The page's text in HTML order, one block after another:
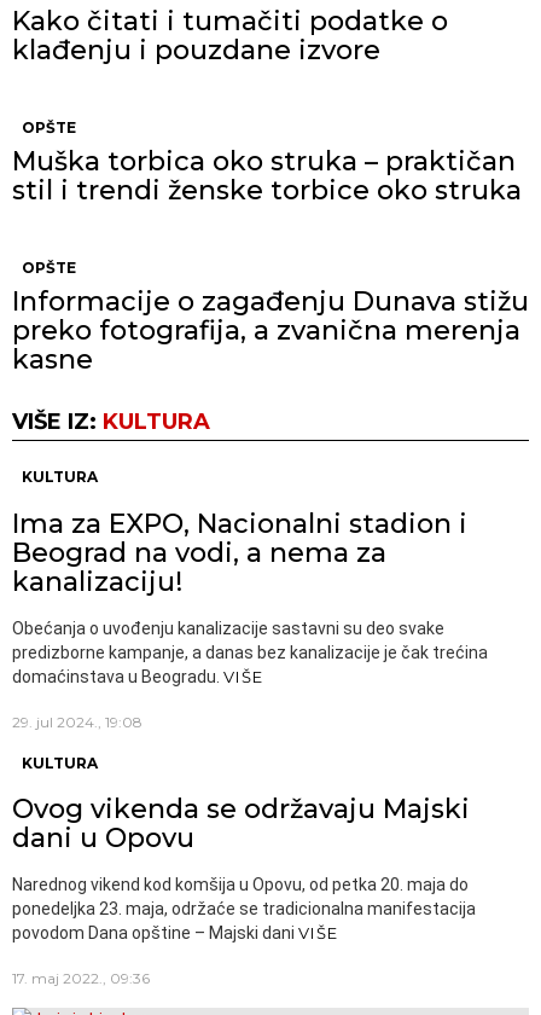
Kako čitati i tumačiti podatke o
klađenju i pouzdane izvore
OPŠTE
Muška torbica oko struka – praktičan
stil i trendi ženske torbice oko struka
OPŠTE
Informacije o zagađenju Dunava stižu
preko fotografija, a zvanična merenja
kasne
VIŠE IZ: KULTURA
KULTURA
Ima za EXPO, Nacionalni stadion i
Beograd na vodi, a nema za
kanalizaciju!
Obećanja o uvođenju kanalizacije sastavni su deo svake
predizborne kampanje, a danas bez kanalizacije je čak trećina
domaćinstava u Beogradu. VIŠE
29. jul 2024., 19:08
KULTURA
Ovog vikenda se održavaju Majski
dani u Opovu
Narednog vikend kod komšija u Opovu, od petka 20. maja do
ponedeljka 23. maja, održaće se tradicionalna manifestacija
povodom Dana opštine – Majski dani VIŠE
17. maj 2022., 09:36